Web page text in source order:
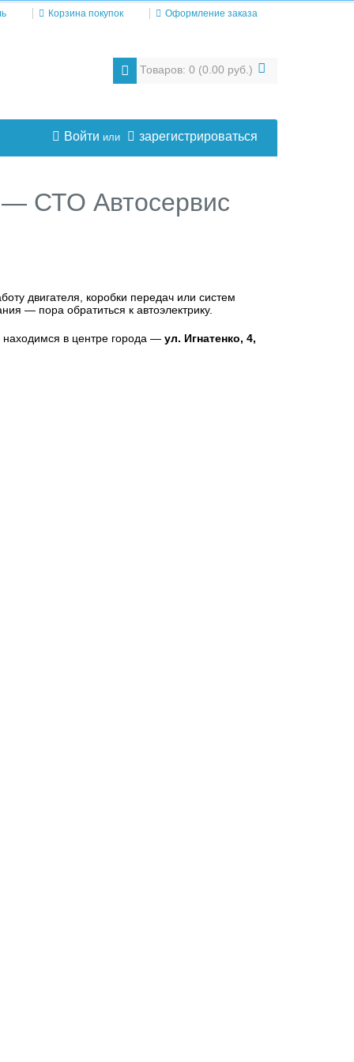
Товаров: 0 (0.00 руб.)
Войти или зарегистрироваться
Корзина покупок Оформление заказа
— СТО Автосервис
двигателя, коробки передач или систем
— пора обратиться к автоэлектрику.
находимся в центре города — ул. Игнатенко, 4,